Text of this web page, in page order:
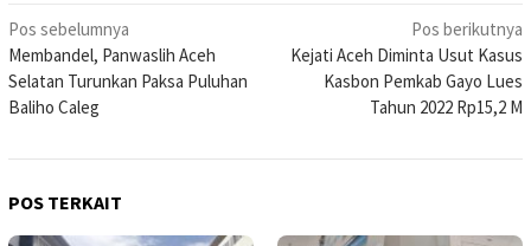
Navigasi
pos
Pos sebelumnya
Membandel, Panwaslih Aceh
Selatan Turunkan Paksa Puluhan
Baliho Caleg
Pos berikutnya
Kejati Aceh Diminta Usut Kasus
Kasbon Pemkab Gayo Lues
Tahun 2022 Rp15,2 M
POS TERKAIT